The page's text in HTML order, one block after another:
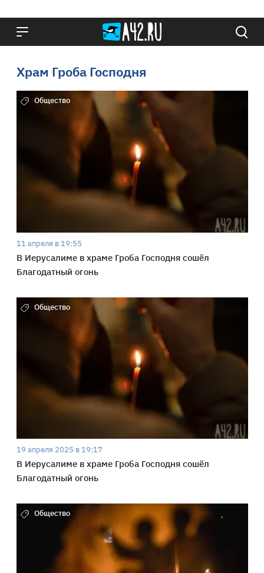
Храм Гроба Господня
Общество
11 апреля в 19:55
В Иерусалиме в храме Гроба Господня сошёл
Благодатный огонь
Общество
19 апреля 2025 в 19:17
В Иерусалиме в храме Гроба Господня сошёл
Благодатный огонь
Общество